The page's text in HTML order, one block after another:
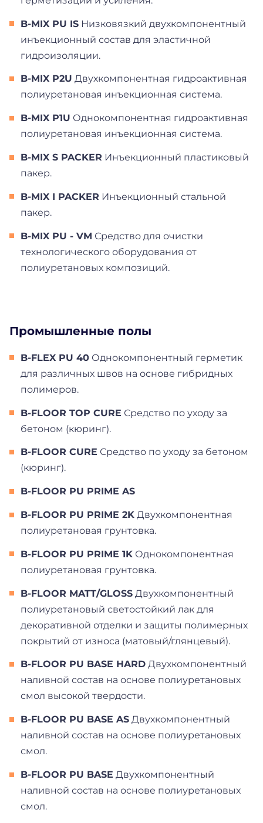
B-MIX PU IS Низковязкий двухкомпонентный
инъекционный состав для эластичной
гидроизоляции.
B-MIX P2U Двухкомпонентная гидроактивная
полиуретановая инъекционная система.
B-MIX P1U Однокомпонентная гидроактивная
полиуретановая инъекционная система.
B-MIX S PACKER Инъекционный пластиковый
пакер.
B-MIX I PACKER Инъекционный стальной
пакер.
B-MIX PU - VM Средство для очистки
технологического оборудования от
полиуретановых композиций.
Промышленные полы
B-FLEX PU 40 Однокомпонентный герметик
для различных швов на основе гибридных
полимеров.
B-FLOOR TOP CURE Средство по уходу за
бетоном (кюринг).
B-FLOOR CURE Средство по уходу за бетоном
(кюринг).
B-FLOOR PU PRIME AS
B-FLOOR PU PRIME 2K Двухкомпонентная
полиуретановая грунтовка.
B-FLOOR PU PRIME 1K Однокомпонентная
полиуретановая грунтовка.
B-FLOOR MATT/GLOSS Двухкомпонентный
полиуретановый светостойкий лак для
декоративной отделки и защиты полимерных
покрытий от износа (матовый/глянцевый).
B-FLOOR PU BASE HARD Двухкомпонентный
наливной состав на основе полиуретановых
смол высокой твердости.
B-FLOOR PU BASE AS Двухкомпонентный
наливной состав на основе полиуретановых
смол.
B-FLOOR PU BASE Двухкомпонентный
наливной состав на основе полиуретановых
смол.